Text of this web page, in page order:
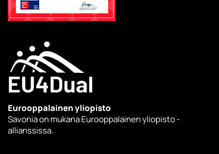
Eurooppalainen yliopisto
Savonia on mukana Eurooppalainen yliopisto -
allianssissa.